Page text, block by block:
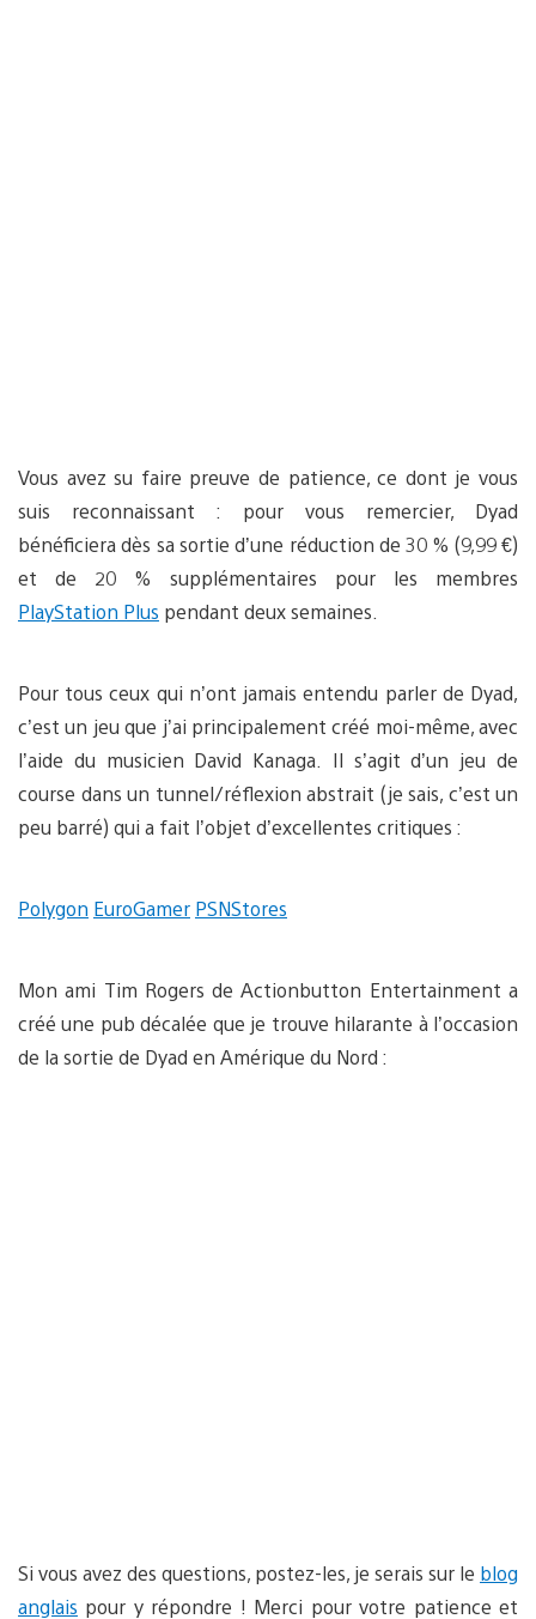
Vous avez su faire preuve de patience, ce dont je vous
suis reconnaissant : pour vous remercier, Dyad
bénéficiera dès sa sortie d’une réduction de 30 % (9,99 €)
et de 20 % supplémentaires pour les membres
PlayStation Plus pendant deux semaines.
Pour tous ceux qui n’ont jamais entendu parler de Dyad,
c’est un jeu que j’ai principalement créé moi-même, avec
l’aide du musicien David Kanaga. Il s’agit d’un jeu de
course dans un tunnel/réflexion abstrait (je sais, c’est un
peu barré) qui a fait l’objet d’excellentes critiques :
Polygon EuroGamer PSNStores
Mon ami Tim Rogers de Actionbutton Entertainment a
créé une pub décalée que je trouve hilarante à l’occasion
de la sortie de Dyad en Amérique du Nord :
Si vous avez des questions, postez-les, je serais sur le blog
anglais pour y répondre ! Merci pour votre patience et